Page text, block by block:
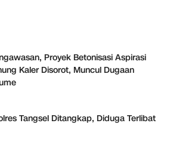
Proyek Betonisasi Aspirasi
Kaler Disorot, Muncul Dugaan
Tangsel Ditangkap, Diduga Terlibat